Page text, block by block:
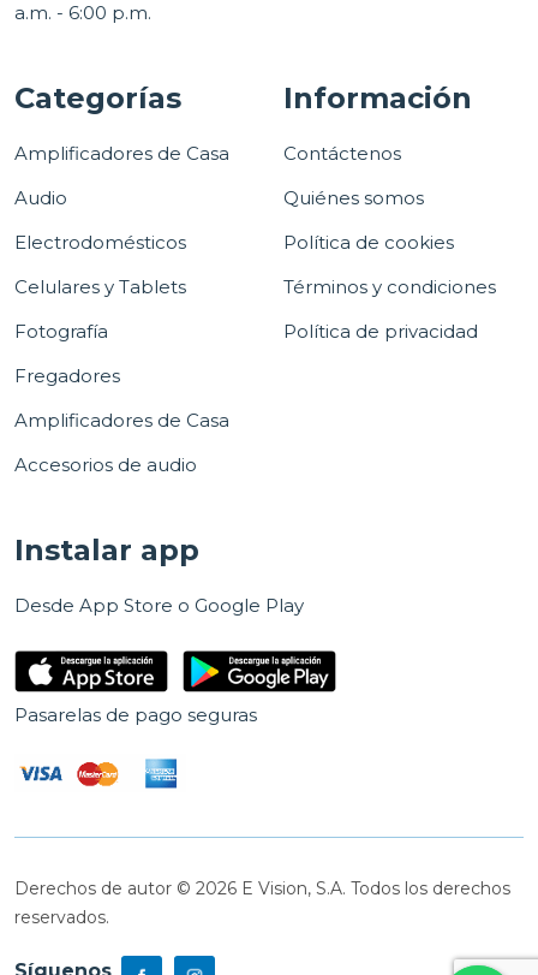
a.m. - 6:00 p.m.
Categorías
Amplificadores de Casa
Audio
Electrodomésticos
Celulares y Tablets
Fotografía
Fregadores
Amplificadores de Casa
Accesorios de audio
Información
Contáctenos
Quiénes somos
Política de cookies
Términos y condiciones
Política de privacidad
Instalar app
Desde App Store o Google Play
Pasarelas de pago seguras
Derechos de autor © 2026 E Vision, S.A. Todos los derechos
reservados.